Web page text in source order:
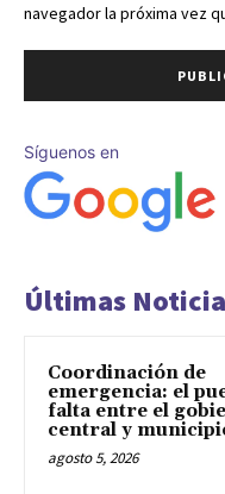
navegador la próxima vez
Síguenos en
Últimas
Coordinación de
emergencia: el
falta entre el
central y
agosto 5, 2026